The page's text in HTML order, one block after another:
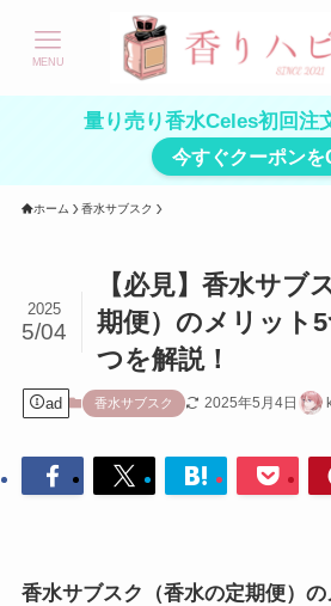
MENU
量り売り香水Celes初回注
今すぐクーポン
ホーム 香水サブスク
【必見】香水サブ
期便）のメリット
つを解説！
2025
5/04
ad 香水サブスク 2025年5月4日
香水サブスク（香水の定期便）